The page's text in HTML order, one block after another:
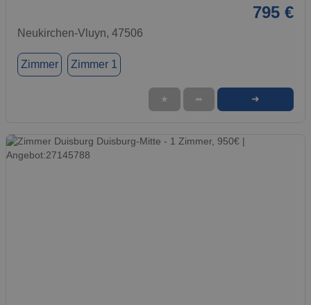
795 €
Neukirchen-Vluyn, 47506
Zimmer Zimmer 1
★ ➦ ➜